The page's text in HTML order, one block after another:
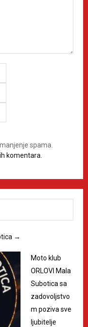
spama.
komentara.
→
Moto klub
ORLOVI Mala
Subotica sa
zadovoljstvo
m poziva sve
ljubitelje